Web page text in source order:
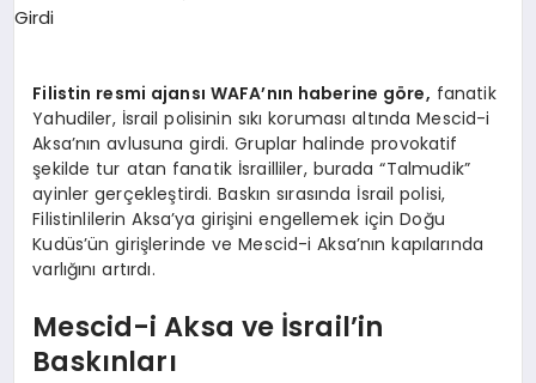
SAĞLIK
SPOR
YAŞAM
Filistin resmi ajansı WAFA’nın haberine göre, fanatik
Yahudiler, İsrail polisinin sıkı koruması altında Mescid-i
Aksa’nın avlusuna girdi. Gruplar halinde provokatif
şekilde tur atan fanatik İsrailliler, burada “Talmudik”
ayinler gerçekleştirdi. Baskın sırasında İsrail polisi,
Filistinlilerin Aksa’ya girişini engellemek için Doğu
Kudüs’ün girişlerinde ve Mescid-i Aksa’nın kapılarında
varlığını artırdı.
Mescid-i Aksa ve İsrail’in
Baskınları